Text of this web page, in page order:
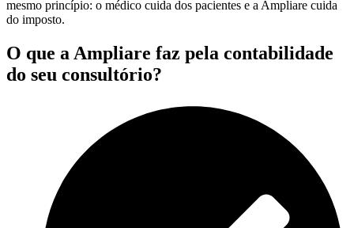
mesmo princípio: o médico cuida dos pacientes e a Ampliare cuida
do imposto.
O que a Ampliare faz pela contabilidade
do seu consultório?